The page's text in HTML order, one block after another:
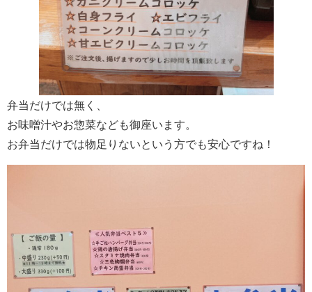
弁当だけでは無く、
お味噌汁やお惣菜なども御座います。
お弁当だけでは物足りないという方でも安心ですね！